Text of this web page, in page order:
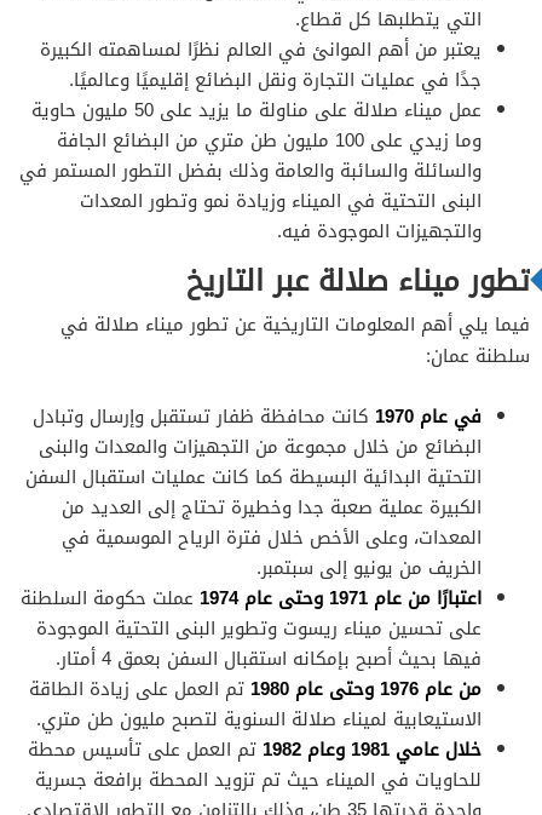
التي يتطلبها كل قطاع.
يعتبر من أهم الموانئ في العالم نظرًا لمساهمته الكبيرة
جدًا في عمليات التجارة ونقل البضائع إقليميًا وعالميًا.
عمل ميناء صلالة على مناولة ما يزيد على 50 مليون حاوية
وما زيدي على 100 مليون طن متري من البضائع الجافة
والسائلة والسائبة والعامة وذلك بفضل التطور المستمر في
البنى التحتية في الميناء وزيادة نمو وتطور المعدات
والتجهيزات الموجودة فيه.
تطور ميناء صلالة عبر التاريخ
فيما يلي أهم المعلومات التاريخية عن تطور ميناء صلالة في
سلطنة عمان:
في عام 1970
كانت محافظة ظفار تستقبل وإرسال وتبادل
البضائع من خلال مجموعة من التجهيزات والمعدات والبنى
التحتية البدائية البسيطة كما كانت عمليات استقبال السفن
الكبيرة عملية صعبة جدا وخطيرة تحتاج إلى العديد من
المعدات، وعلى الأخص خلال فترة الرياح الموسمية في
الخريف من يونيو إلى سبتمبر.
اعتبارًا من عام 1971 وحتى عام 1974
عملت حكومة السلطنة
على تحسين ميناء ريسوت وتطوير البنى التحتية الموجودة
فيها بحيث أصبح بإمكانه استقبال السفن بعمق 4 أمتار.
من عام 1976 وحتى عام 1980
تم العمل على زيادة الطاقة
الاستيعابية لميناء صلالة السنوية لتصبح مليون طن متري.
خلال عامي 1981 وعام 1982
تم العمل على تأسيس محطة
للحاويات في الميناء حيث تم تزويد المحطة برافعة جسرية